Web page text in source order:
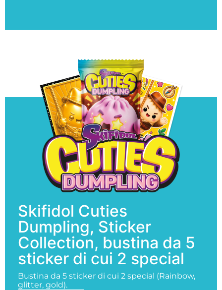
Skifidol Cuties
Dumpling, Sticker
Collection, bustina da 5
sticker di cui 2 special
Bustina da 5 sticker di cui 2 special (Rainbow,
glitter, gold).